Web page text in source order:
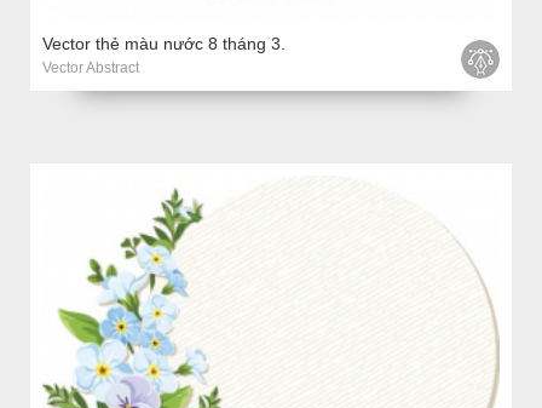
Vector thẻ màu nước 8 tháng 3.
Vector Abstract